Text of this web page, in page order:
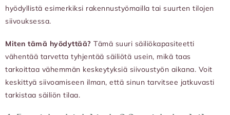
hyödyllistä esimerkiksi rakennustyömailla tai suurten tilojen
siivouksessa.
Miten tämä hyödyttää? Tämä suuri säiliökapasiteetti
vähentää tarvetta tyhjentää säiliötä usein, mikä taas
tarkoittaa vähemmän keskeytyksiä siivoustyön aikana. Voit
keskittyä siivoamiseen ilman, että sinun tarvitsee jatkuvasti
tarkistaa säiliön tilaa.